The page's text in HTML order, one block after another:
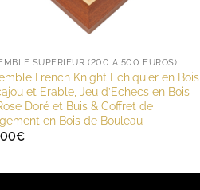
SUPÉRIEUR (200 À 500 EUROS)
French Knight Echiquier en Bois
et Erable, Jeu d’Echecs en Bois
Doré et Buis & Coffret de
en Bois de Bouleau
€